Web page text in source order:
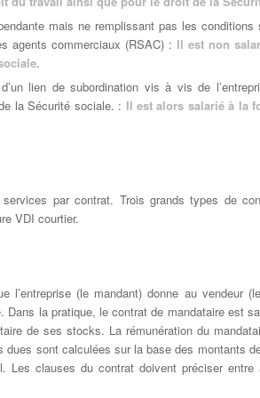
mais ne remplissant pas les
agents commerciaux (RSAC) : Il est non
.
lien de subordination vis à vis de
la Sécurité sociale. : Il est alors salarié à la
par contrat. Trois grands types de
VDI courtier.
(le mandant) donne au vendeur
la pratique, le contrat de mandataire est
de ses stocks. La rémunération du
sont calculées sur la base des montants
clauses du contrat doivent préciser entre